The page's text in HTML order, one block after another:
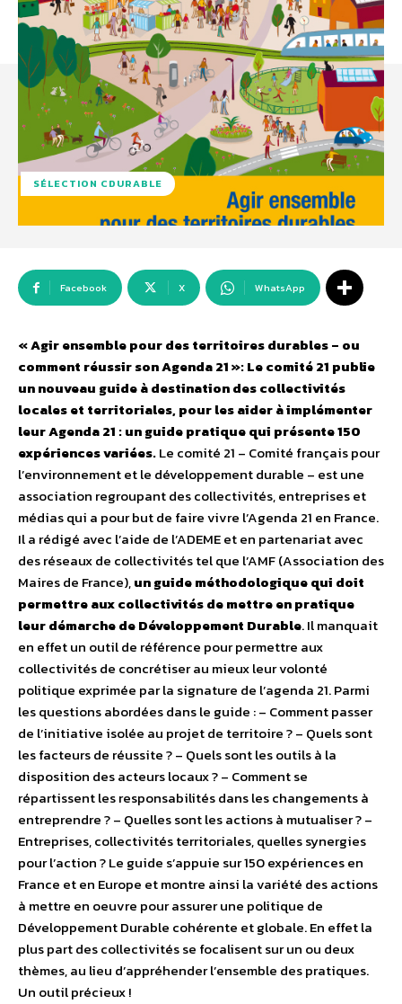
SÉLECTION CDURABLE
Facebook X WhatsApp
« Agir ensemble pour des territoires durables – ou
comment réussir son Agenda 21 »: Le comité 21 publie
un nouveau guide à destination des collectivités
locales et territoriales, pour les aider à implémenter
leur Agenda 21 : un guide pratique qui présente 150
expériences variées.Le comité 21 – Comité français pour
l’environnement et le développement durable – est une
association regroupant des collectivités, entreprises et
médias qui a pour but de faire vivre l’Agenda 21 en France.
Il a rédigé avec l’aide de l’ADEME et en partenariat avec
des réseaux de collectivités tel que l’AMF (Association des
Maires de France),un guide méthodologique qui doit
permettre aux collectivités de mettre en pratique
leur démarche de Développement Durable. Il manquait
en effet un outil de référence pour permettre aux
collectivités de concrétiser au mieux leur volonté
politique exprimée par la signature de l’agenda 21. Parmi
les questions abordées dans le guide : – Comment passer
de l’initiative isolée au projet de territoire ? – Quels sont
les facteurs de réussite ? – Quels sont les outils à la
disposition des acteurs locaux ? – Comment se
répartissent les responsabilités dans les changements à
entreprendre ? – Quelles sont les actions à mutualiser ? –
Entreprises, collectivités territoriales, quelles synergies
pour l’action ? Le guide s’appuie sur 150 expériences en
France et en Europe et montre ainsi la variété des actions
à mettre en oeuvre pour assurer une politique de
Développement Durable cohérente et globale. En effet la
plus part des collectivités se focalisent sur un ou deux
thèmes, au lieu d’appréhender l’ensemble des pratiques.
Un outil précieux !